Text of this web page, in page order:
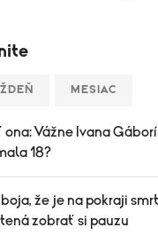
MESIAC
Vážne Ivana
18?
že je na pokraji
zobrať si pauzu